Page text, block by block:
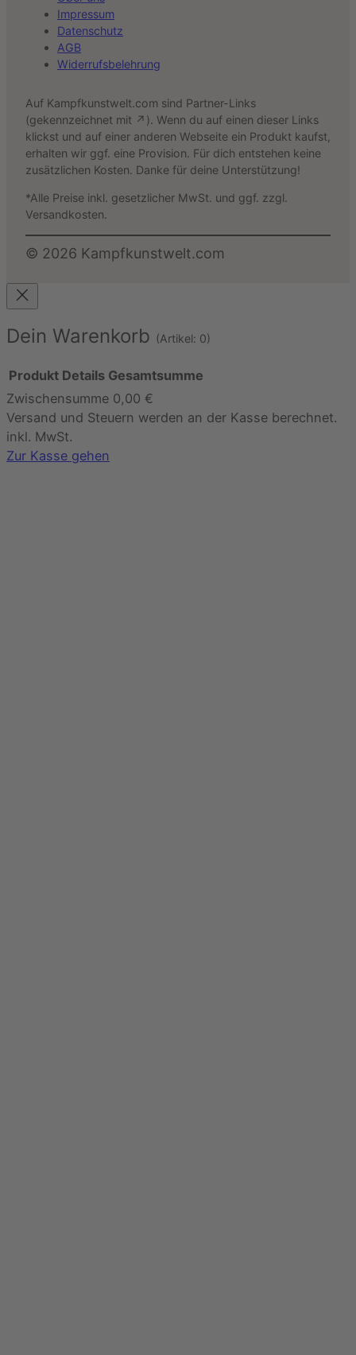
Impressum
Datenschutz
AGB
Widerrufsbelehrung
Auf Kampfkunstwelt.com sind Partner-Links
(gekennzeichnet mit ↗). Wenn du auf einen dieser Links
klickst und auf einer anderen Webseite ein Produkt kaufst,
erhalten wir ggf. eine Provision. Für dich entstehen keine
zusätzlichen Kosten. Danke für deine Unterstützung!
*Alle Preise inkl. gesetzlicher MwSt. und ggf. zzgl.
Versandkosten.
© 2026 Kampfkunstwelt.com
Dein Warenkorb (Artikel: 0)
Produkte
im
Warenkorb
Produkt Details Gesamtsumme
Zwischensumme 0,00 €
Versand und Steuern werden an der Kasse berechnet.
inkl. MwSt.
Zur Kasse gehen